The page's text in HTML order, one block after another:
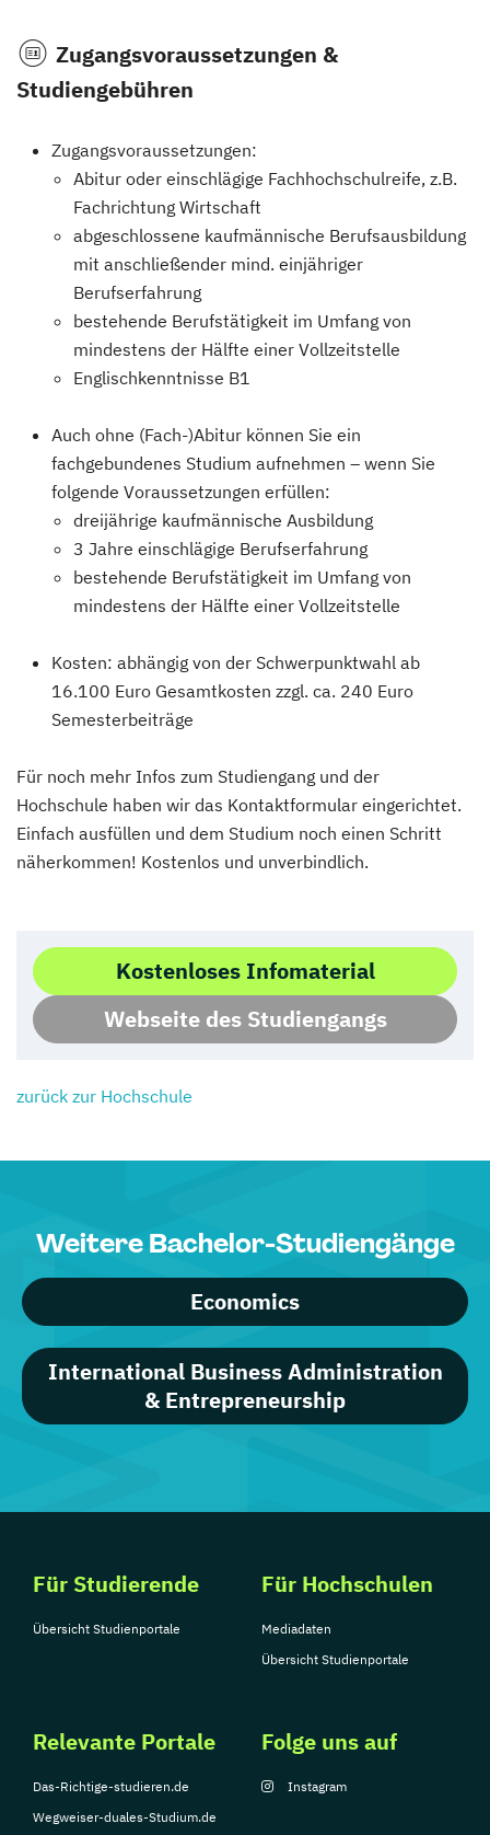
Zugangsvoraussetzungen &
Studiengebühren
Zugangsvoraussetzungen:
Abitur oder einschlägige Fachhochschulreife, z.B.
Fachrichtung Wirtschaft
abgeschlossene kaufmännische Berufsausbildung
mit anschließender mind. einjähriger
Berufserfahrung
bestehende Berufstätigkeit im Umfang von
mindestens der Hälfte einer Vollzeitstelle
Englischkenntnisse B1
Auch ohne (Fach-)Abitur können Sie ein
fachgebundenes Studium aufnehmen – wenn Sie
folgende Voraussetzungen erfüllen:
dreijährige kaufmännische Ausbildung
3 Jahre einschlägige Berufserfahrung
bestehende Berufstätigkeit im Umfang von
mindestens der Hälfte einer Vollzeitstelle
Kosten: abhängig von der Schwerpunktwahl ab
16.100 Euro Gesamtkosten zzgl. ca. 240 Euro
Semesterbeiträge
Für noch mehr Infos zum Studiengang und der
Hochschule haben wir das Kontaktformular eingerichtet.
Einfach ausfüllen und dem Studium noch einen Schritt
näherkommen! Kostenlos und unverbindlich.
Kostenloses Infomaterial
Webseite des Studiengangs
zurück zur Hochschule
Weitere Bachelor-Studiengänge
Economics
International Business Administration
& Entrepreneurship
Für Studierende
Übersicht Studienportale
Für Hochschulen
Mediadaten
Übersicht Studienportale
Relevante Portale
Das-Richtige-studieren.de
Wegweiser-duales-Studium.de
Folge uns auf
Instagram